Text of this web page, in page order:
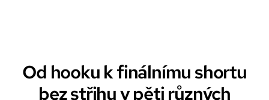
Od hooku k finálnímu shortu
bez střihu v pěti různých